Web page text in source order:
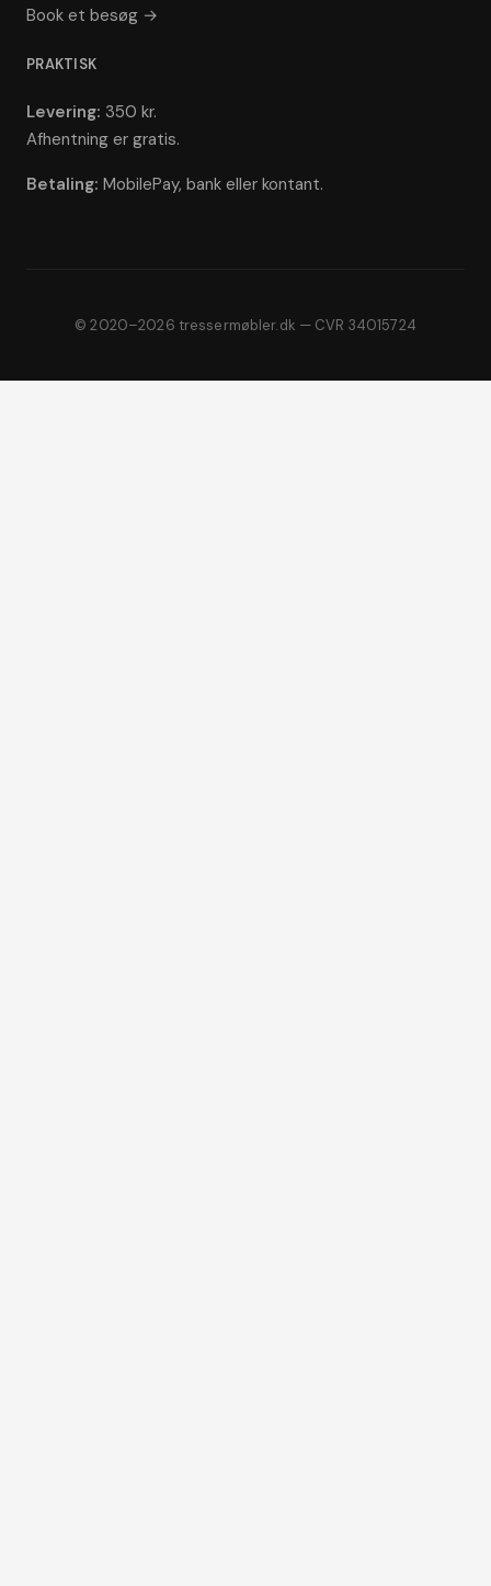
Book et besøg →
PRAKTISK
Levering: 350 kr.
Afhentning er gratis.
Betaling: MobilePay, bank eller kontant.
© 2020–2026 tressermøbler.dk — CVR 34015724